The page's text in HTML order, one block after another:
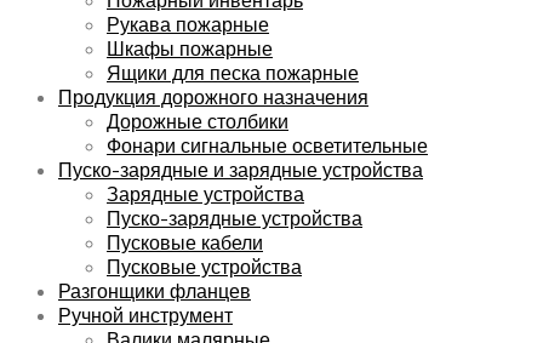
Рукава пожарные
Шкафы пожарные
Ящики для песка пожарные
Продукция дорожного назначения
Дорожные столбики
Фонари сигнальные осветительные
Пуско-зарядные и зарядные устройства
Зарядные устройства
Пуско-зарядные устройства
Пусковые кабели
Пусковые устройства
Разгонщики фланцев
Ручной инструмент